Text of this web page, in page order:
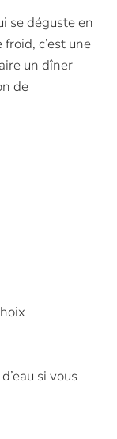
se déguste en
c’est une
un dîner
de
si vous